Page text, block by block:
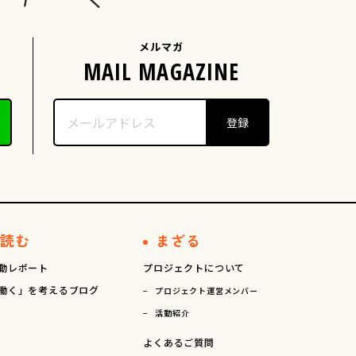
メルマガ
読む
レポート
く」を考えるブログ
まざる
プロジェクトについて
プロジェクト運営メンバー
活動紹介
よくあるご質問